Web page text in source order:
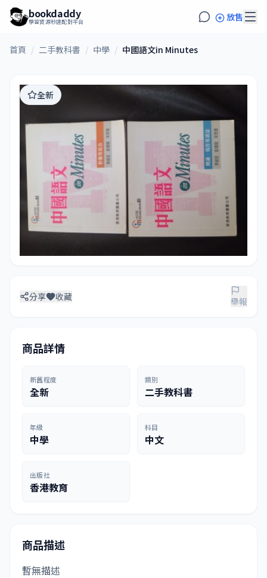
bookdaddy
學習資源秒速配對平台 放售
首頁 / 二手教科書 / 中學 / 中國語文in Minutes
全新
分享 收藏 舉報
商品詳情
新舊程度
全新
類別
二手教科書
年級
中學
科目
中文
出版社
香港教育
商品描述
暫無描述